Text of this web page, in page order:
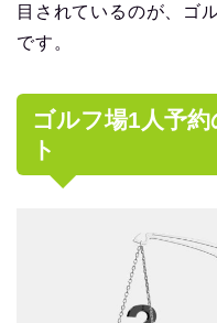
目されているのが、ゴ
です。
ゴルフ場1人予
ト